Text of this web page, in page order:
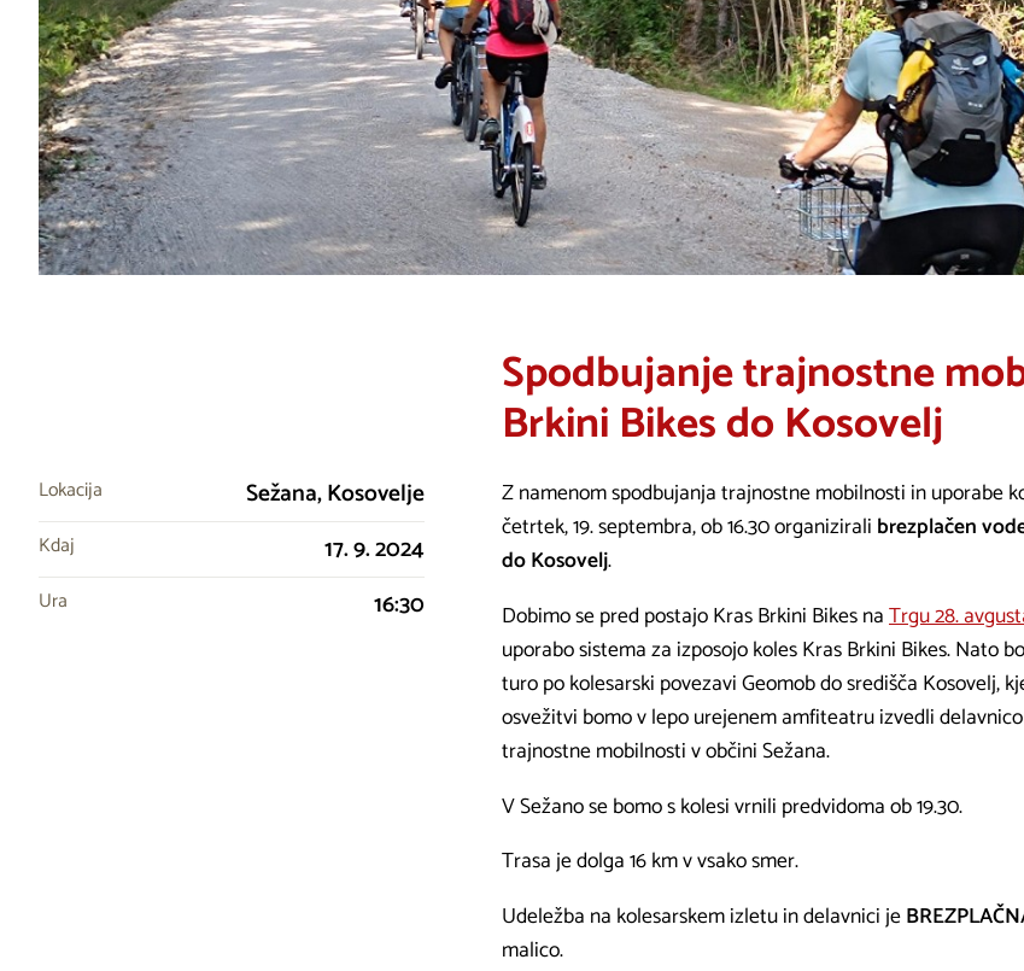
Spodbujanje trajnostne
Brkini Bikes do Kosovelj
Lokacija Sežana, Kosovelje
Kdaj 17. 9. 2024
Ura 16:30
Z namenom spodbujanja trajnostne mobilnosti in uporabe
četrtek, 19. septembra, ob 16.30 organizirali brezplačen
do Kosovelj.
Dobimo se pred postajo Kras Brkini Bikes naTrgu 28.
uporabo sistema za izposojo koles Kras Brkini Bikes. Nato
turo po kolesarski povezavi Geomob do središča Kosovelj,
osvežitvi bomo v lepo urejenem amfiteatru izvedli
trajnostne mobilnosti v občini Sežana.
V Sežano se bomo s kolesi vrnili predvidoma ob 19.30.
Trasa je dolga 16 km v vsako smer.
Udeležba na kolesarskem izletu in delavnici je
malico.